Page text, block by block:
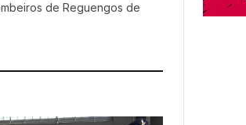
de Reguengos de